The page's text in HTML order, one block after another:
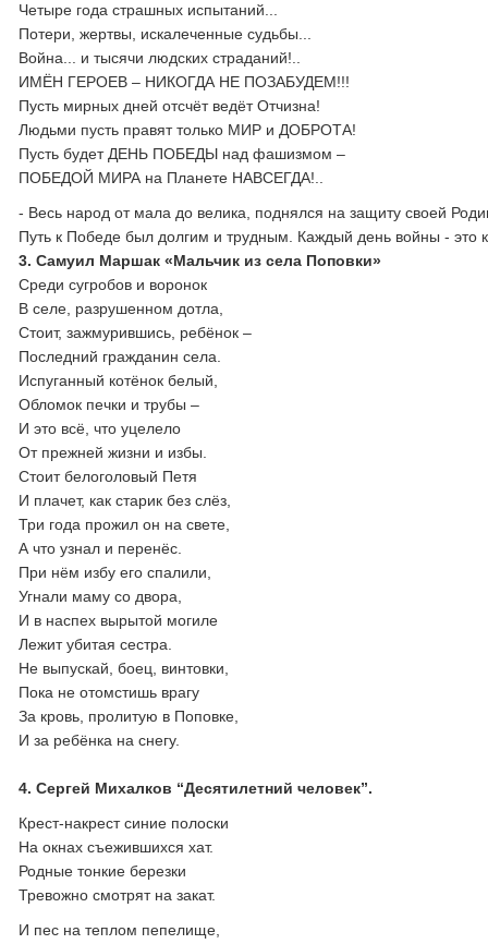
Четыре года страшных испытаний...
Потери, жертвы, искалеченные судьбы...
Война... и тысячи людских страданий!..
ИМЁН ГЕРОЕВ – НИКОГДА НЕ ПОЗАБУДЕМ!!!
Пусть мирных дней отсчёт ведёт Отчизна!
Людьми пусть правят только МИР и ДОБРОТА!
Пусть будет ДЕНЬ ПОБЕДЫ над фашизмом –
ПОБЕДОЙ МИРА на Планете НАВСЕГДА!..
- Весь народ от мала до велика, поднялся на защиту своей
Путь к Победе был долгим и трудным. Каждый день войны - это
3. Самуил Маршак «Мальчик из села Поповки»
Среди сугробов и воронок
В селе, разрушенном дотла,
Стоит, зажмурившись, ребёнок –
Последний гражданин села.
Испуганный котёнок белый,
Обломок печки и трубы –
И это всё, что уцелело
От прежней жизни и избы.
Стоит белоголовый Петя
И плачет, как старик без слёз,
Три года прожил он на свете,
А что узнал и перенёс.
При нём избу его спалили,
Угнали маму со двора,
И в наспех вырытой могиле
Лежит убитая сестра.
Не выпускай, боец, винтовки,
Пока не отомстишь врагу
За кровь, пролитую в Поповке,
И за ребёнка на снегу.
4. Сергей Михалков “Десятилетний человек”.
Крест-накрест синие полоски
На окнах съежившихся хат.
Родные тонкие березки
Тревожно смотрят на закат.
И пес на теплом пепелище,